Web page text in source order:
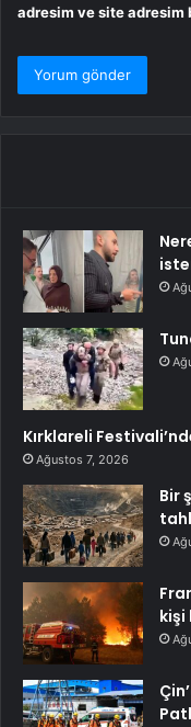
adresim ve site adresim
Kırklareli
Ağustos 7, 2026
Bir
kişi